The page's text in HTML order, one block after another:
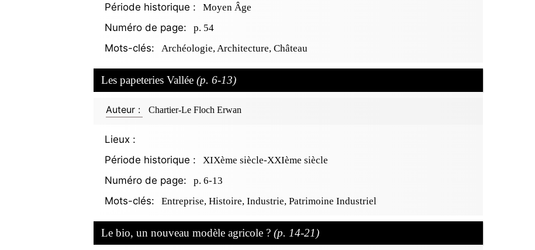
Période historique : Moyen Âge
Numéro de page: p. 54
Mots-clés: Archéologie, Architecture, Château
Les papeteries Vallée (p. 6-13)
Auteur : Chartier-Le Floch Erwan
Lieux :
Période historique :
XIXème siècle-XXIème siècle
Numéro de page: p. 6-13
Mots-clés: Entreprise, Histoire, Industrie, Patrimoine Industriel
Le bio, un nouveau modèle agricole ? (p. 14-21)